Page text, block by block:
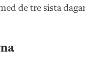
de tre sista